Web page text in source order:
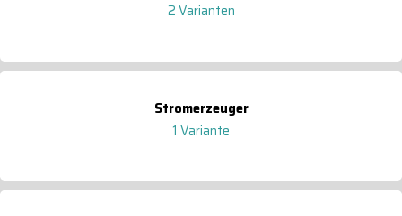
2 Varianten
Stromerzeuger
1 Variante